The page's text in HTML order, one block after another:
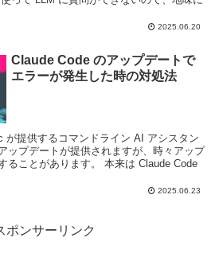
2025.06.20
Claude Code のアップデートで
エラーが発生した時の対処法
が提供するコマンドライン AI アシスタン
ップデートが提供されますが、時々アップ
ることがあります。 本来は Claude Code
2025.06.23
ポンサーリンク